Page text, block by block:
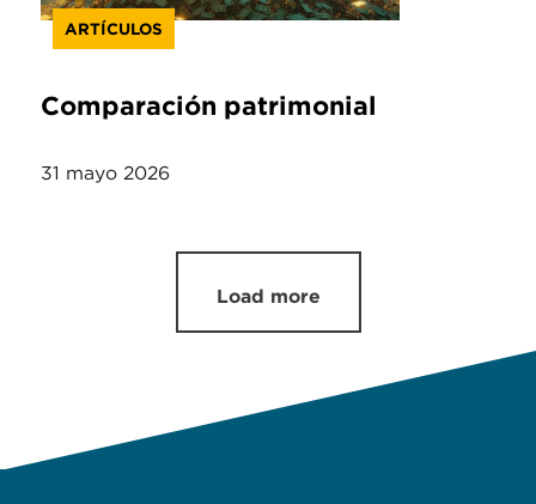
ARTÍCULOS
Comparación patrimonial
31 mayo 2026
Load more